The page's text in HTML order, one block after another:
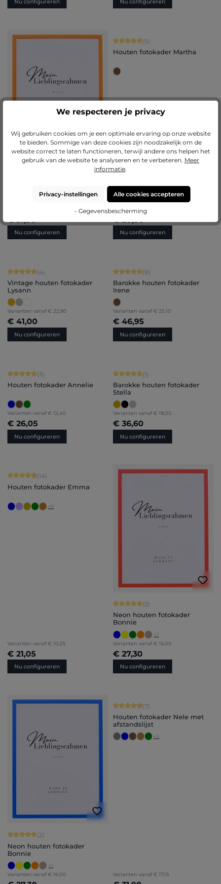
Nu configureren Nu configureren
Gemiddelde score van 5 op 5 sterren
Nu configureren
Gemiddelde score van 5 op 5 sterren
(5)
Houten fotokader Martha
Varianten vanaf
Nu configureren
Gemiddelde score van 5 op 5 sterren
(4)
Vintage houten fotokader
Lysann
Varianten vanaf € 22,90
€ 41,00
Nu configureren
Gemiddelde score van 5 op 5 sterren
(8)
Barokke houten fotokader
Irene
Varianten vanaf € 25,10
€ 46,95
Nu configureren
Gemiddelde score van 5 op 5 sterren
(3)
Houten fotokader Annelie
Varianten vanaf € 12,40
€ 26,05
Nu configureren
Gemiddelde score van 5 op 5 sterren
(1)
Barokke houten fotokader
Stella
Varianten vanaf € 18,00
€ 36,60
Nu configureren
Gemiddelde score van 4.86 op 5 sterren
(14)
Houten fotokader Emma
+9
Varianten vanaf € 10,25
€ 21,05
Nu configureren
Gemiddelde score van 5 op 5 sterren
(2)
Neon houten fotokader
Bonnie
+1
Varianten vanaf € 16,00
€ 27,30
Nu configureren
Gemiddelde score van 5 op 5 sterren
(2)
Neon houten fotokader
Bonnie
+1
Varianten vanaf € 16,00
Gemiddelde score van 4.71 op 5
(7)
Houten fotokader Nele met
afstandslijst
+5
Varianten vanaf € 17,15
We respecteren je privacy
Wij gebruiken cookies om je een optimale ervaring op onze website
te bieden. Sommige van deze cookies zijn noodzakelijk om de
website correct te laten functioneren, terwijl andere ons helpen het
gebruik van de website te analyseren en te verbeteren. Meer
informatie.
Privacy-instellingen Alle cookies accepteren
- Gegevensbescherming